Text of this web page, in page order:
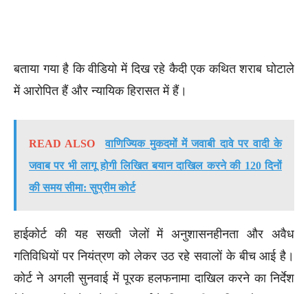
बताया गया है कि वीडियो में दिख रहे कैदी एक कथित शराब घोटाले
में आरोपित हैं और न्यायिक हिरासत में हैं।
READ ALSO
वाणिज्यिक मुकदमों में जवाबी दावे पर वादी के
जवाब पर भी लागू होगी लिखित बयान दाखिल करने की 120 दिनों
की समय सीमा: सुप्रीम कोर्ट
हाईकोर्ट की यह सख्ती जेलों में अनुशासनहीनता और अवैध
गतिविधियों पर नियंत्रण को लेकर उठ रहे सवालों के बीच आई है।
कोर्ट ने अगली सुनवाई में पूरक हलफनामा दाखिल करने का निर्देश